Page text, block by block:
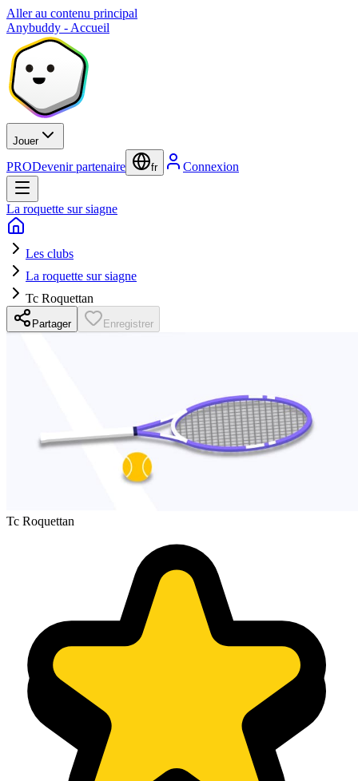
Aller au contenu principal
Anybuddy - Accueil
Jouer
PRODevenir partenaire fr Connexion
La roquette sur siagne
Les clubs
La roquette sur siagne
Tc Roquettan
Partager Enregistrer
Tc Roquettan